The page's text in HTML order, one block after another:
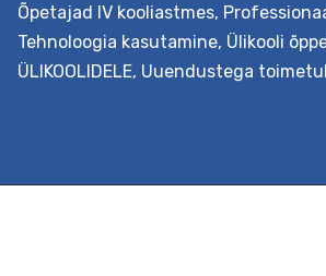
Õpetajad IV kooliastmes,
Tehnoloogia kasutamine, Ülikooli
ÜLIKOOLIDELE, Uuendustega